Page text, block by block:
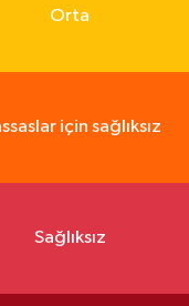
Orta
için sağlıksız
Sağlıksız